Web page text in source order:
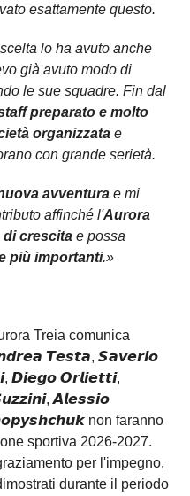
esattamente questo.
lo ha avuto anche
già avuto modo di
le sue squadre. Fin dal
preparato e molto
organizzata e
con grande serietà.
avventura e mi
affinché l'Aurora
crescita e possa
più importanti.»
Treia comunica
𝙏𝙚𝙨𝙩𝙖, 𝙎𝙖𝙫𝙚𝙧𝙞𝙤
𝘿𝙞𝙚𝙜𝙤 𝙊𝙧𝙡𝙞𝙚𝙩𝙩𝙞,
𝘼𝙡𝙚𝙨𝙨𝙞𝙤
non faranno
sportiva 2026-2027.
per l'impegno,
durante il periodo